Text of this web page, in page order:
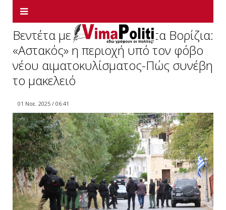
Βεντέτα με δύο νεκρούς στα Βορίζια:
«Αστακός» η περιοχή υπό τον φόβο
νέου αιματοκυλίσματος-Πώς συνέβη
το μακελειό
01 Νοε. 2025 / 06:41